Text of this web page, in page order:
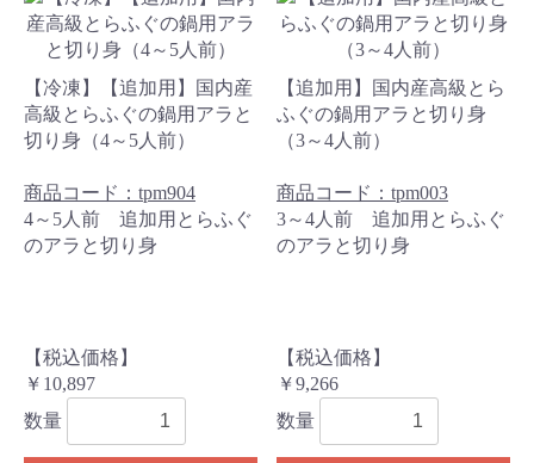
【冷凍】【追加用】国内産
高級とらふぐの鍋用アラと
切り身（4～5人前）
商品コード：tpm904
4～5人前 追加用とらふぐ
のアラと切り身
【税込価格】
￥10,897
数量
【追加用】国内産高級とら
ふぐの鍋用アラと切り身
（3～4人前）
商品コード：tpm003
3～4人前 追加用とらふぐ
のアラと切り身
【税込価格】
￥9,266
数量